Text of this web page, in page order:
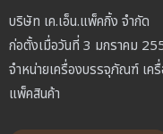
บริษัท เค.เอ็น.แพ็คกิ้ง จำกัด
ก่อตั้งเมื่อวันที่ 3 มกราคม
จำหน่ายเครื่องบรรจุภัณฑ์ เค
แพ็คสินค้า